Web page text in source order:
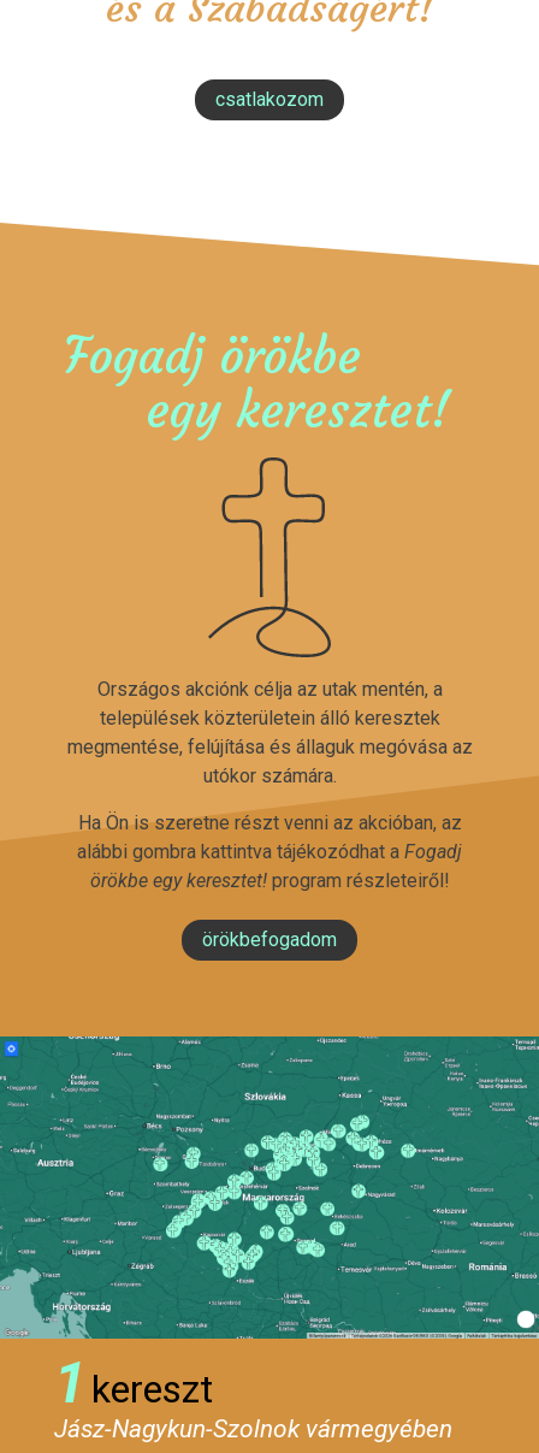
csatlakozom
Fogadj örökbe
egy keresztet!
Országos akciónk célja az utak mentén, a
települések közterületein álló keresztek
megmentése, felújítása és állaguk megóvása az
utókor számára.
Ha Ön is szeretne részt venni az akcióban, az
alábbi gombra kattintva tájékozódhat a Fogadj
örökbe egy keresztet!program részleteiről!
örökbefogadom
1 kereszt
Jász-Nagykun-Szolnok vármegyében